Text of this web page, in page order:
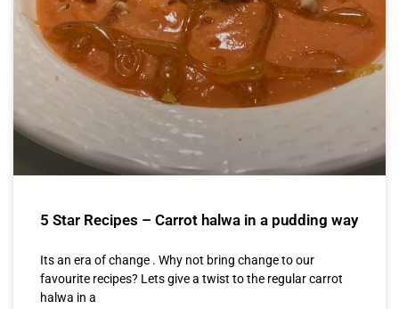
5 Star Recipes – Carrot halwa in a pudding way
Its an era of change . Why not bring change to our
favourite recipes? Lets give a twist to the regular carrot
halwa in a